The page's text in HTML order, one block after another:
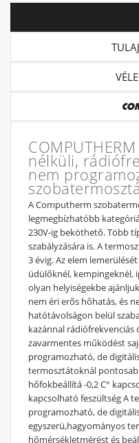
nélküli,
nem
A Computherm
legmegbízhatóbb
230V-ig beköthető. Több
szabályzására is. A
3 évig. Az elem
üdülőknél, kempingeknél,
olyan helyiségekbe
nem éri erős hőhatás, és
hatótávolságon belül
kazánnal rádiófrekvenciás
zavarmentes működést
programozható, de
termosztátoknál
hőfokbeállítá -0,2 C°
kapcsolható feszültség A
programozható, de
egyszerü,hagyományos
hőmérsékletmérést és